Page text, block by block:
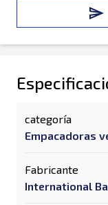
categoría
Empacadoras
Fabricante
International